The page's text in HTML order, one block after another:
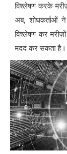
विश्लेषण करके
अब, शोधकर्ताओं ने
विश्लेषण कर
मदद कर सकता है।